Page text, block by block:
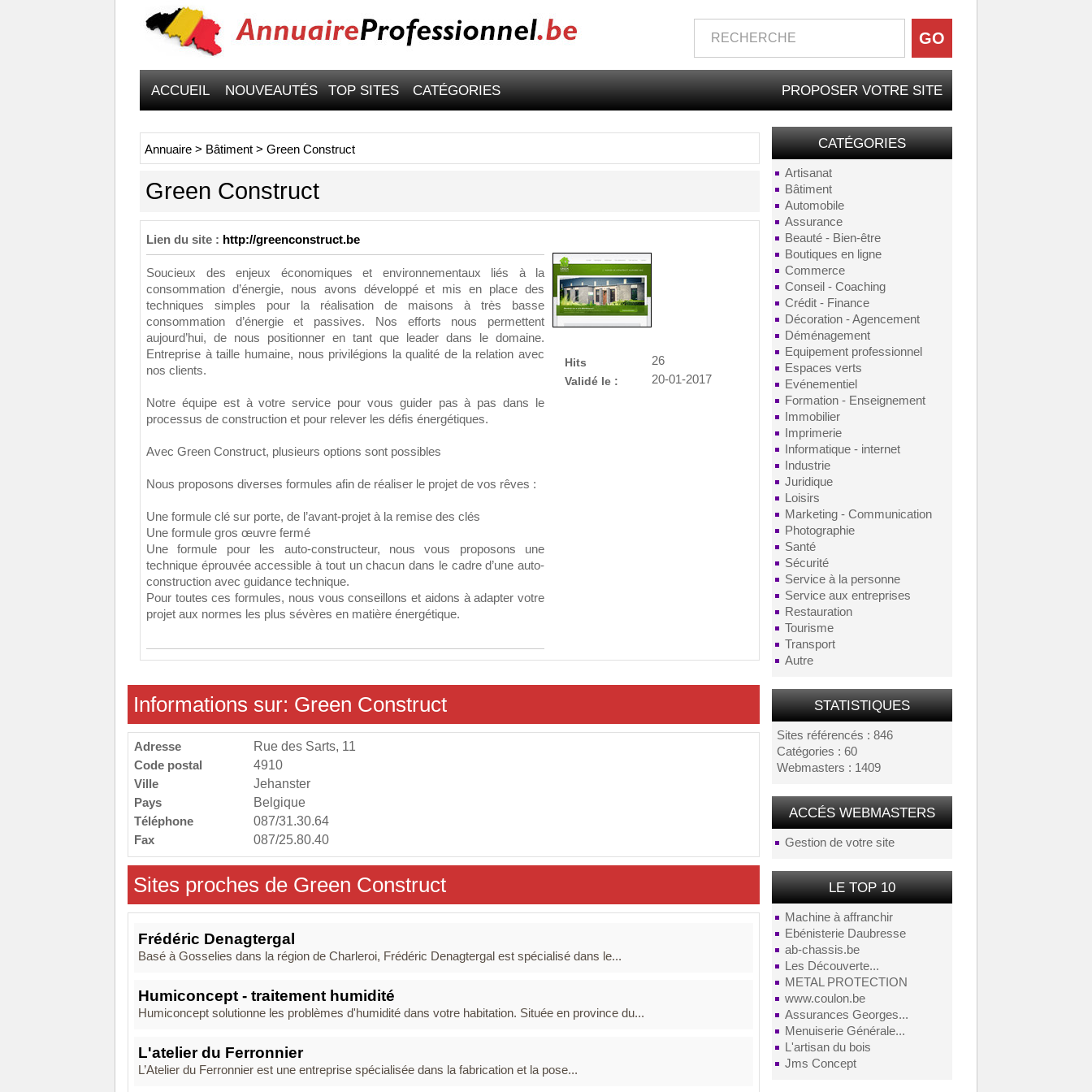
ACCUEIL NOUVEAUTÉS TOP SITES CATÉGORIES PROPOSER VOTRE SITE
CATÉGORIES
Artisanat
Bâtiment
Automobile
Assurance
Beauté - Bien-être
Boutiques en ligne
Commerce
Conseil - Coaching
Crédit - Finance
Décoration - Agencement
Déménagement
Equipement professionnel
Espaces verts
Evénementiel
Formation - Enseignement
Immobilier
Imprimerie
Informatique - internet
Industrie
Juridique
Loisirs
Marketing - Communication
Photographie
Santé
Sécurité
Service à la personne
Service aux entreprises
Restauration
Tourisme
Transport
Autre
STATISTIQUES
Sites référencés : 846
Catégories : 60
Webmasters : 1409
ACCÉS WEBMASTERS
Gestion de votre site
LE TOP 10
Machine à affranchir
Ebénisterie Daubresse
ab-chassis.be
Les Découverte...
METAL PROTECTION
www.coulon.be
Assurances Georges...
Menuiserie Générale...
L'artisan du bois
Jms Concept
Annuaire > Bâtiment > Green Construct
Green Construct
Lien du site : http://greenconstruct.be
Soucieux des enjeux économiques et environnementaux liés à la
consommation d’énergie, nous avons développé et mis en place des
techniques simples pour la réalisation de maisons à très basse
consommation d’énergie et passives. Nos efforts nous permettent
aujourd’hui, de nous positionner en tant que leader dans le domaine.
Entreprise à taille humaine, nous privilégions la qualité de la relation avec
nos clients.
Notre équipe est à votre service pour vous guider pas à pas dans le
processus de construction et pour relever les défis énergétiques.
Avec Green Construct, plusieurs options sont possibles
Nous proposons diverses formules afin de réaliser le projet de vos rêves :
Une formule clé sur porte, de l’avant-projet à la remise des clés
Une formule gros œuvre fermé
Une formule pour les auto-constructeur, nous vous proposons une
technique éprouvée accessible à tout un chacun dans le cadre d’une auto-
construction avec guidance technique.
Pour toutes ces formules, nous vous conseillons et aidons à adapter votre
projet aux normes les plus sévères en matière énergétique.
Hits
26
Validé le :
20-01-2017
Informations sur: Green Construct
Adresse
Rue des Sarts, 11
Code postal
4910
Ville
Jehanster
Pays
Belgique
Téléphone
087/31.30.64
Fax
087/25.80.40
Sites proches de Green Construct
Frédéric Denagtergal
Basé à Gosselies dans la région de Charleroi, Frédéric Denagtergal est spécialisé dans le...
Humiconcept - traitement humidité
Humiconcept solutionne les problèmes d'humidité dans votre habitation. Située en province du...
L'atelier du Ferronnier
L’Atelier du Ferronnier est une entreprise spécialisée dans la fabrication et la pose...